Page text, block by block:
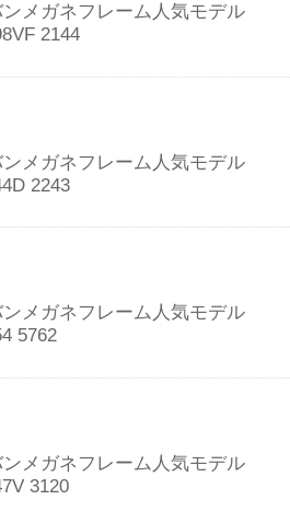
ンメガネフレーム人気モデル
2144
ンメガネフレーム人気モデル
2243
ンメガネフレーム人気モデル
5762
ンメガネフレーム人気モデル
3120